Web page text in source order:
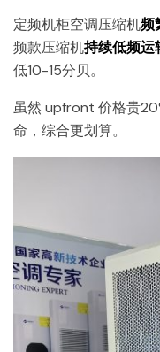
定频机柜空调压缩机频
频款压缩机持续低频运
低10-15分贝。
虽然 upfront 价格贵
命，综合更划算。